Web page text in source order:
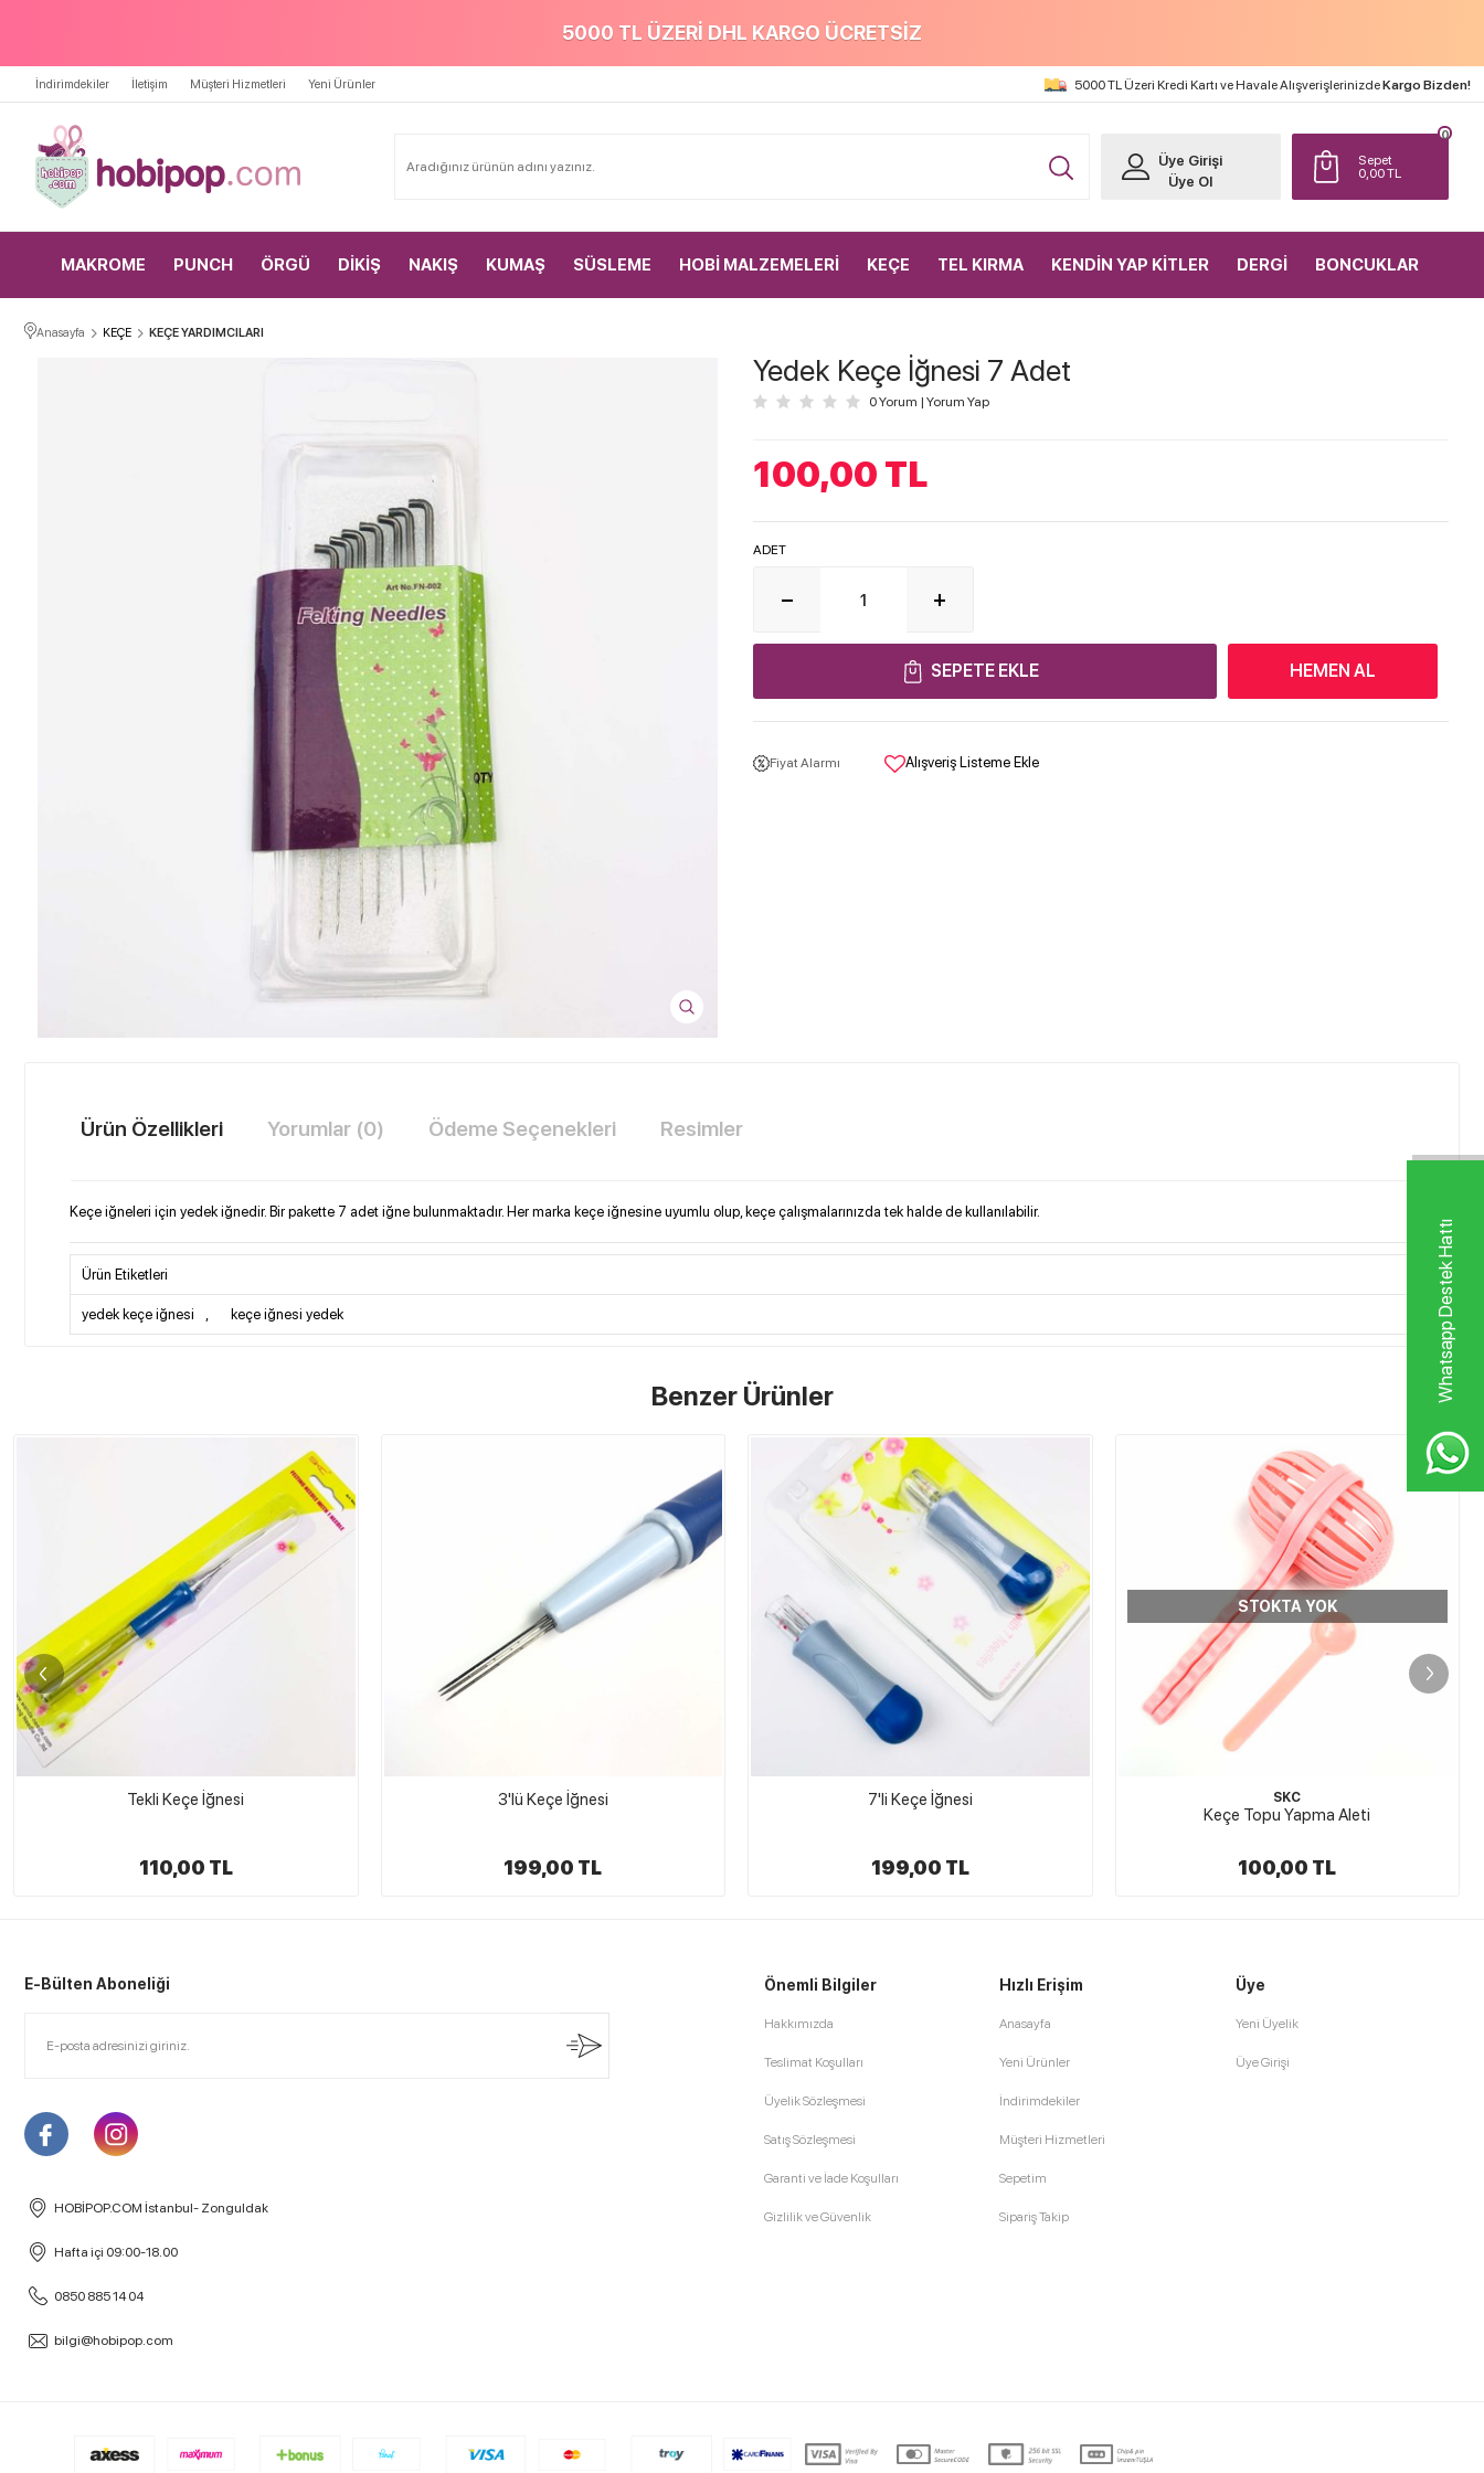
Whatsapp Destek Hattı
5000 TL ÜZERİ DHL KARGO ÜCRETSİZ
İndirimdekiler İletişim Müşteri Hizmetleri Yeni Ürünler 5000 TL Üzeri Kredi Kartı ve Havale AlışverişlerinizdeKargo Bizden!
Sepet
0,00TL
0
Üye Girişi
Üye Ol
MAKROME PUNCH ÖRGÜ DİKİŞ NAKIŞ KUMAŞ SÜSLEME HOBİ MALZEMELERİ KEÇE TEL KIRMA KENDİN YAP KİTLER DERGİ BONCUKLAR
Anasayfa KEÇE KEÇE YARDIMCILARI
Yedek Keçe İğnesi 7 Adet
0 Yorum | Yorum Yap
100,00 TL
ADET
SEPETE EKLE HEMEN AL
Fiyat Alarmı Alışveriş Listeme Ekle
Ürün Özellikleri Yorumlar (0) Ödeme Seçenekleri Resimler
Keçe iğneleri için yedek iğnedir. Bir pakette 7 adet iğne bulunmaktadır. Her marka keçe iğnesine uyumlu olup, keçe çalışmalarınızda tek halde de kullanılabilir.
Ürün Etiketleri
yedek keçe iğnesi , keçe iğnesi yedek
Benzer Ürünler
3'lü Keçe İğnesi
199,00 TL
7'li Keçe İğnesi
199,00 TL
STOKTA YOK
SKC
Keçe Topu Yapma Aleti
100,00 TL
STOKTA YOK
Keçe Fırçası- Keçe İğne Altlığı Büyük Boy
279,00 TL
E-Bülten Aboneliği
HOBİPOP.COM İstanbul- Zonguldak
Hafta içi 09:00-18.00
0850 885 14 04
bilgi@hobipop.com
Önemli Bilgiler
Hakkımızda
Teslimat Koşulları
Üyelik Sözleşmesi
Satış Sözleşmesi
Garanti ve İade Koşulları
Gizlilik ve Güvenlik
Hızlı Erişim
Anasayfa
Yeni Ürünler
İndirimdekiler
Müşteri Hizmetleri
Sepetim
Sipariş Takip
Üye
Yeni Üyelik
Üye Girişi